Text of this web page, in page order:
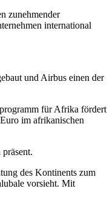
zunehmender
international
und Airbus einen der
für Afrika fördert
im afrikanischen
des Kontinents zum
vorsieht. Mit